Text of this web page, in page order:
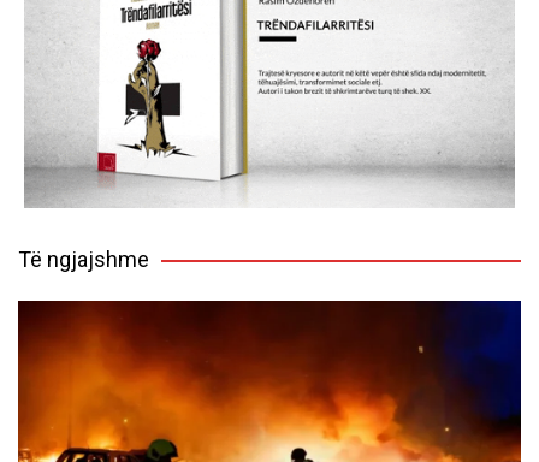
Të ngjajshme